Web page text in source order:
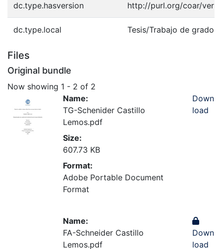
dc.type.hasversion http://purl.org/coar/
dc.type.local Tesis/Trabajo de grado
Files
Original bundle
Now showing 1 - 2 of 2
Name:
TG-Schenider Castillo
Lemos.pdf
Size:
607.73 KB
Format:
Adobe Portable Document
Format
Down
load
Name:
FA-Schneider Castillo
Lemos.pdf
Down
load